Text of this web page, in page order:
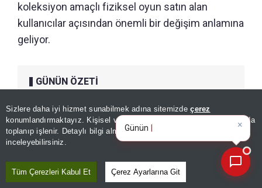
Sizlere daha iyi hizmet sunabilmek adına sitemizdeçerez
konumlandırmaktayız. Kişisel verileriniz, KVKK ve GDPR kapsamında
toplanıp işlenir. Detaylı bilgi almak içinAydınlatma Metnimizi
inceleyebilirsiniz.
Tüm Çerezleri Kabul Et Çerez Ayarlarına Git
koleksiyon amaçlı fiziksel oyun satın alan
kullanıcılar açısından önemli bir değişim anlamına
geliyor.
GÜNÜN ÖZETİ
×
Günün spor, gündem ve
ekonomi gelişmelerini anali